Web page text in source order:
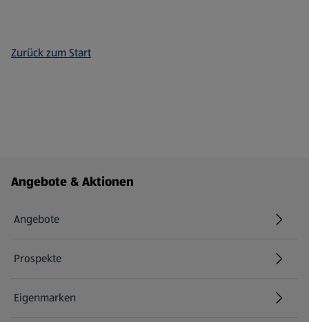
Zurück zum Start
Fußzeilenmenü - weitere Links
Angebote & Aktionen
Angebote
Prospekte
Eigenmarken